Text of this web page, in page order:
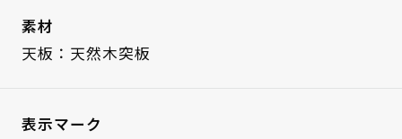
素材
天板：天然木突板
表示マーク